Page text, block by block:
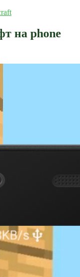
на phone